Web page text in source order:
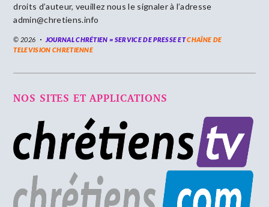
droits d’auteur, veuillez nous le signaler à l’adresse
admin@chretiens.info
© 2026 JOURNAL CHRÉTIEN = SERVICE DE PRESSE ETCHAÎNE DE
TELEVISION CHRETIENNE
NOS SITES ET APPLICATIONS